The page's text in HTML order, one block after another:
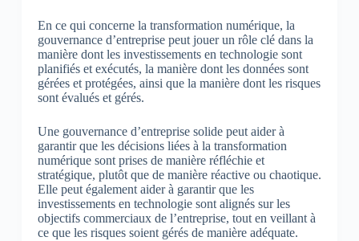
En ce qui concerne la transformation numérique, la
gouvernance d’entreprise peut jouer un rôle clé dans la
manière dont les investissements en technologie sont
planifiés et exécutés, la manière dont les données sont
gérées et protégées, ainsi que la manière dont les risques
sont évalués et gérés.
Une gouvernance d’entreprise solide peut aider à
garantir que les décisions liées à la transformation
numérique sont prises de manière réfléchie et
stratégique, plutôt que de manière réactive ou chaotique.
Elle peut également aider à garantir que les
investissements en technologie sont alignés sur les
objectifs commerciaux de l’entreprise, tout en veillant à
ce que les risques soient gérés de manière adéquate.